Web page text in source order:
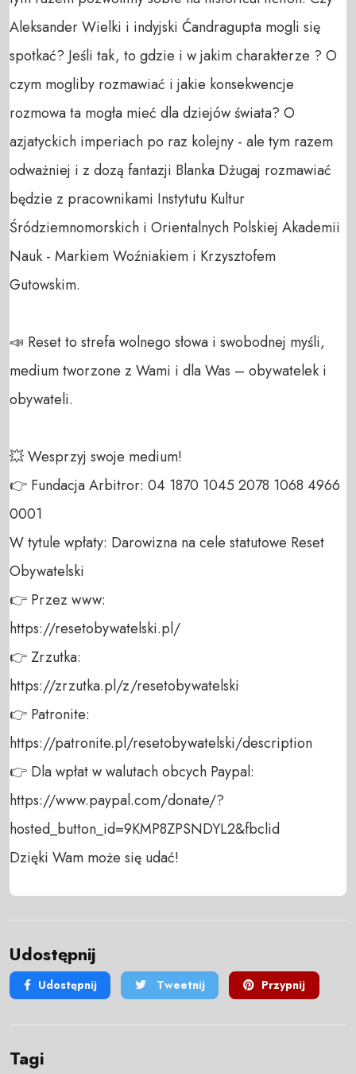
Aleksander Wielki i indyjski Ćandragupta mogli się
spotkać? Jeśli tak, to gdzie i w jakim charakterze ? O
czym mogliby rozmawiać i jakie konsekwencje
rozmowa ta mogła mieć dla dziejów świata? O
azjatyckich imperiach po raz kolejny - ale tym razem
odważniej i z dozą fantazji Blanka Dżugaj rozmawiać
będzie z pracownikami Instytutu Kultur
Śródziemnomorskich i Orientalnych Polskiej Akademii
Nauk - Markiem Woźniakiem i Krzysztofem
Gutowskim.
📣 Reset to strefa wolnego słowa i swobodnej myśli,
medium tworzone z Wami i dla Was – obywatelek i
obywateli.
💥 Wesprzyj swoje medium!
👉 Fundacja Arbitror: 04 1870 1045 2078 1068 4966
0001
W tytule wpłaty: Darowizna na cele statutowe Reset
Obywatelski
👉 Przez www:
https://resetobywatelski.pl/
👉 Zrzutka:
https://zrzutka.pl/z/resetobywatelski
👉 Patronite:
https://patronite.pl/resetobywatelski/description
👉 Dla wpłat w walutach obcych Paypal:
https://www.paypal.com/donate/?
hosted_button_id=9KMP8ZPSNDYL2&fbclid
Dzięki Wam może się udać!
Udostępnij
Udostępnij Tweetnij Przypnij
Tagi